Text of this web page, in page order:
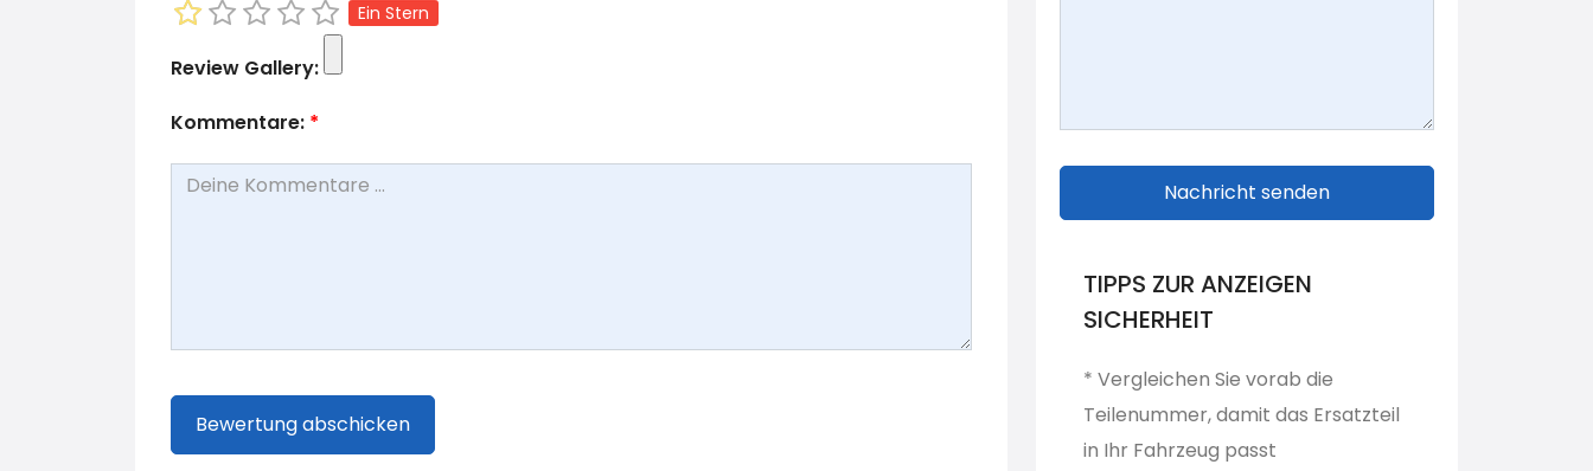
Ein Stern
Review Gallery:
Kommentare: *
Nachricht senden
TIPPS ZUR ANZEIGEN
SICHERHEIT
* Vergleichen Sie vorab die
Teilenummer, damit das Ersatzteil
in Ihr Fahrzeug passt